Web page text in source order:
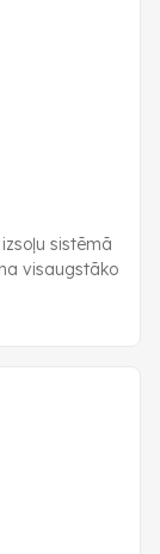
sistēmā
visaugstāko